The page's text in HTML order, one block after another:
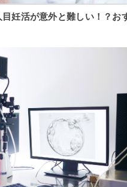
妊活が意外と難しい！？お